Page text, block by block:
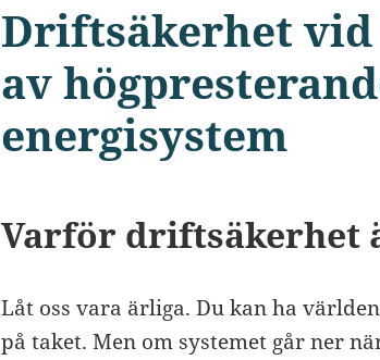
Driftsäkerhet
av
energisystem
Varför driftsäkerhet
Låt oss vara ärliga. Du kan ha
på taket. Men om systemet går ner